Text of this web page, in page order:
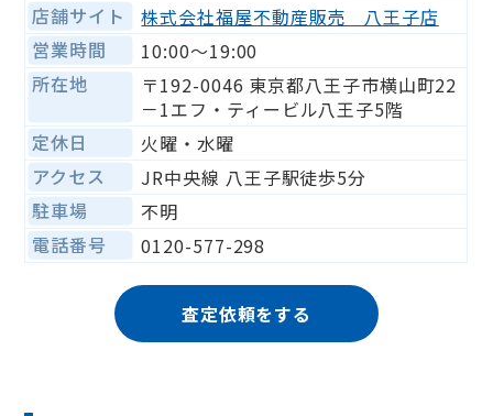
店舗サイト
株式会社福屋不動産販売 八王子店
営業時間
10:00〜19:00
所在地
〒192-0046 東京都八王子市横山町22
－1エフ・ティービル八王子5階
定休日
火曜・水曜
アクセス
JR中央線 八王子駅徒歩5分
駐車場
不明
電話番号
0120-577-298
査定依頼をする